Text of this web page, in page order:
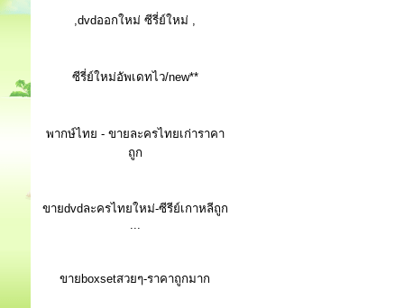
,dvdออกใหม่ ซีรี่ย์ใหม่ ,
ซีรี่ย์ใหม่อัพเดทไว/new**
พากษ์ไทย - ขายละครไทยเก่าราคา
ถูก
ขายdvdละครไทยใหม่-ซีรีย์เกาหลีถูก
...
ขายboxsetสวยๆ-ราคาถูกมาก